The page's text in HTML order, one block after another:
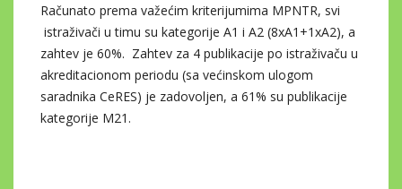
Računato prema važećim kriterijumima MPNTR, svi
istraživači u timu su kategorije A1 i A2 (8xA1+1xA2), a
zahtev je 60%. Zahtev za 4 publikacije po istraživaču u
akreditacionom periodu (sa većinskom ulogom
saradnika CeRES) je zadovoljen, a 61% su publikacije
kategorije M21.